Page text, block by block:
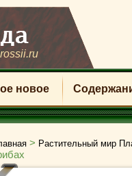
новое
> Растительный мир